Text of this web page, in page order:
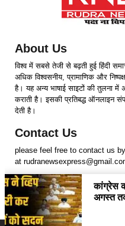
About Us
विश्व में सबसे तेजी से बढ़ती हुई हिंदी
अधिक विश्वसनीय, प्रामाणिक और
है। यह अन्य भाषाई साइटों की तुलना में
कराती है। इसकी प्रतिबद्ध ऑनलाइन
देती है।
Contact Us
please feel free to contact us
at
Follow Us